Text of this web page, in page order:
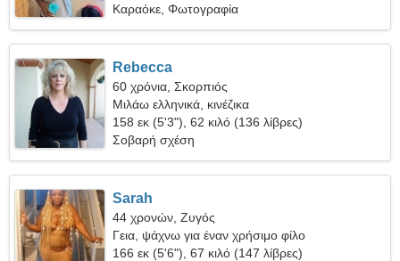
Καραόκε, Φωτογραφία
Rebecca
60 χρόνια, Σκορπιός
Μιλάω ελληνικά, κινέζικα
158 εκ (5'3"), 62 κιλό (136 λίβρες)
Σοβαρή σχέση
Sarah
44 χρονών, Ζυγός
Γεια, ψάχνω για έναν χρήσιμο φίλο
166 εκ (5'6"), 67 κιλό (147 λίβρες)